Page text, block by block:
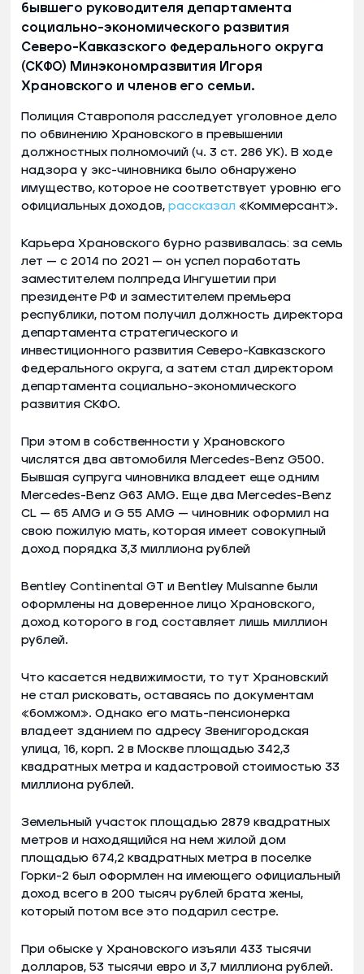
бывшего руководителя департамента
социально-экономического развития
Северо-Кавказского федерального округа
(СКФО) Минэкономразвития Игоря
Храновского и членов его семьи.
Полиция Ставрополя расследует уголовное дело
по обвинению Храновского в превышении
должностных полномочий (ч. 3 ст. 286 УК). В ходе
надзора у экс-чиновника было обнаружено
имущество, которое не соответствует уровню его
официальных доходов, рассказал «Коммерсант».
Карьера Храновского бурно развивалась: за семь
лет — с 2014 по 2021 — он успел поработать
заместителем полпреда Ингушетии при
президенте РФ и заместителем премьера
республики, потом получил должность директора
департамента стратегического и
инвестиционного развития Северо-Кавказского
федерального округа, а затем стал директором
департамента социально-экономического
развития СКФО.
При этом в собственности у Храновского
числятся два автомобиля Mercedes-Benz G500.
Бывшая супруга чиновника владеет еще одним
Mercedes-Benz G63 AMG. Еще два Mercedes-Benz
СL — 65 АМG и G 55 AMG — чиновник оформил на
свою пожилую мать, которая имеет совокупный
доход порядка 3,3 миллиона рублей
Bentley Continental GT и Bentley Mulsanne были
оформлены на доверенное лицо Храновского,
доход которого в год составляет лишь миллион
рублей.
Что касается недвижимости, то тут Храновский
не стал рисковать, оставаясь по документам
«бомжом». Однако его мать-пенсионерка
владеет зданием по адресу Звенигородская
улица, 16, корп. 2 в Москве площадью 342,3
квадратных метра и кадастровой стоимостью 33
миллиона рублей.
Земельный участок площадью 2879 квадратных
метров и находящийся на нем жилой дом
площадью 674,2 квадратных метра в поселке
Горки-2 был оформлен на имеющего официальный
доход всего в 200 тысяч рублей брата жены,
который потом все это подарил сестре.
При обыске у Храновского изъяли 433 тысячи
долларов, 53 тысячи евро и 3,7 миллиона рублей.